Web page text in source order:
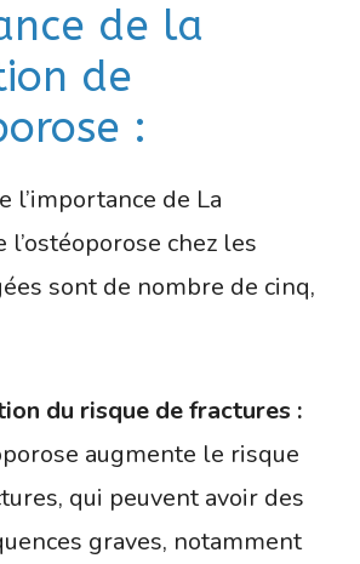
de la
de
:
l’importance de La
chez les
sont de nombre de cinq,
du risque de fractures :
augmente le risque
qui peuvent avoir des
graves, notamment